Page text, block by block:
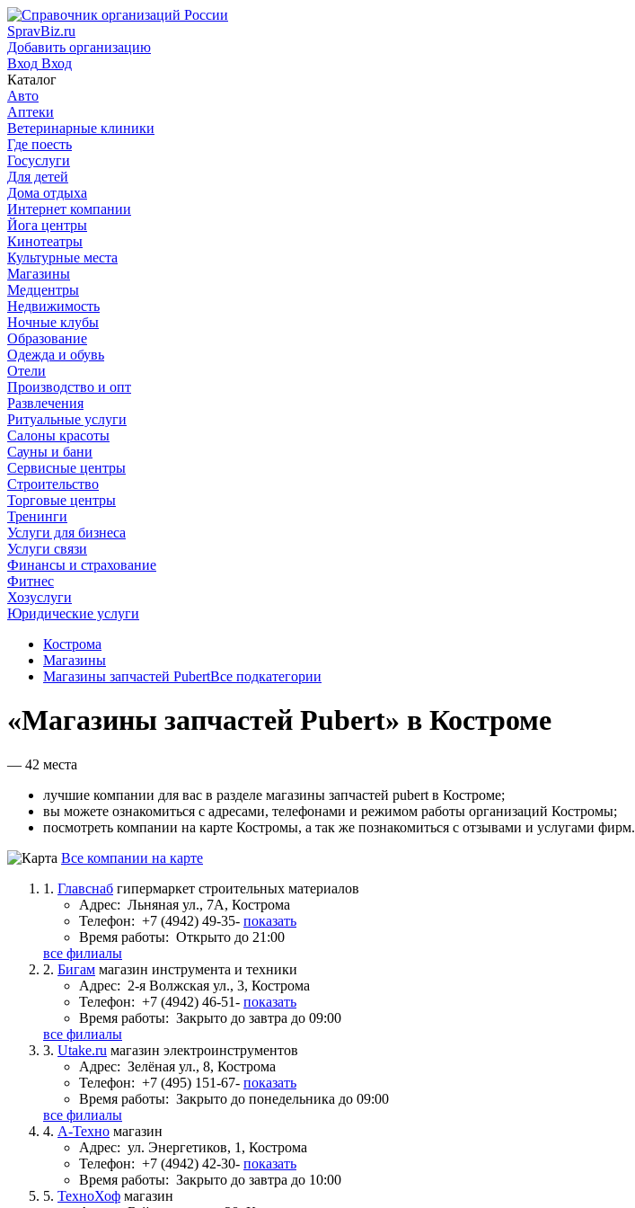
SpravBiz.ru
Добавить организацию
Вход Вход
Каталог
Авто
Аптеки
Ветеринарные клиники
Где поесть
Госуслуги
Для детей
Дома отдыха
Интернет компании
Йога центры
Кинотеатры
Культурные места
Магазины
Медцентры
Недвижимость
Ночные клубы
Образование
Одежда и обувь
Отели
Производство и опт
Развлечения
Ритуальные услуги
Салоны красоты
Сауны и бани
Сервисные центры
Строительство
Торговые центры
Тренинги
Услуги для бизнеса
Услуги связи
Финансы и страхование
Фитнес
Хозуслуги
Юридические услуги
Кострома
Магазины
Магазины запчастей PubertВсе подкатегории
«Магазины запчастей Pubert» в Костроме
— 42 места
лучшие компании для вас в разделе магазины запчастей pubert в Костроме;
вы можете ознакомиться с адресами, телефонами и режимом работы организаций Костромы;
посмотреть компании на карте Костромы, а так же познакомиться с отзывами и услугами фирм.
Все компании на карте
1. Главснаб гипермаркет строительных материалов
Адрес: Льняная ул., 7А, Кострома
Телефон: +7 (4942) 49-35- показать
Время работы: Открыто до 21:00
все филиалы
2. Бигам магазин инструмента и техники
Адрес: 2-я Волжская ул., 3, Кострома
Телефон: +7 (4942) 46-51- показать
Время работы: Закрыто до завтра до 09:00
все филиалы
3. Utake.ru магазин электроинструментов
Адрес: Зелёная ул., 8, Кострома
Телефон: +7 (495) 151-67- показать
Время работы: Закрыто до понедельника до 09:00
все филиалы
4. А-Техно магазин
Адрес: ул. Энергетиков, 1, Кострома
Телефон: +7 (4942) 42-30- показать
Время работы: Закрыто до завтра до 10:00
5. ТехноХоф магазин